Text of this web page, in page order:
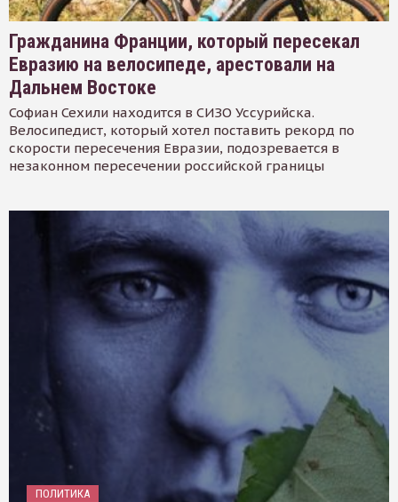
Гражданина Франции, который пересекал
Евразию на велосипеде, арестовали на
Дальнем Востоке
Софиан Сехили находится в СИЗО Уссурийска.
Велосипедист, который хотел поставить рекорд по
скорости пересечения Евразии, подозревается в
незаконном пересечении российской границы
ПОЛИТИКА